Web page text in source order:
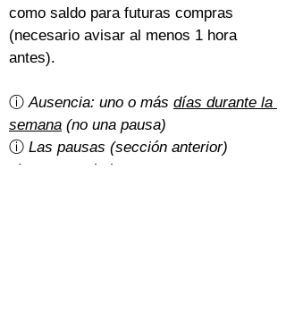
como saldo para futuras compras
(necesario avisar al menos 1 hora
antes).
ⓘ Ausencia: uno o más días durante la
semana (no una pausa)
ⓘ Las pausas (sección anterior)
siempre se deducen o posponen